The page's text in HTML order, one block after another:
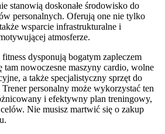
stanowią doskonałe środowisko do
personalnych. Oferują one nie tylko
wsparcie infrastrukturalne i
atmosferze.
dysponują bogatym zapleczem
tam nowoczesne maszyny cardio, wolne
a także specjalistyczny sprzęt do
personalny może wykorzystać ten
i efektywny plan treningowy,
Nie musisz martwić się o zakup